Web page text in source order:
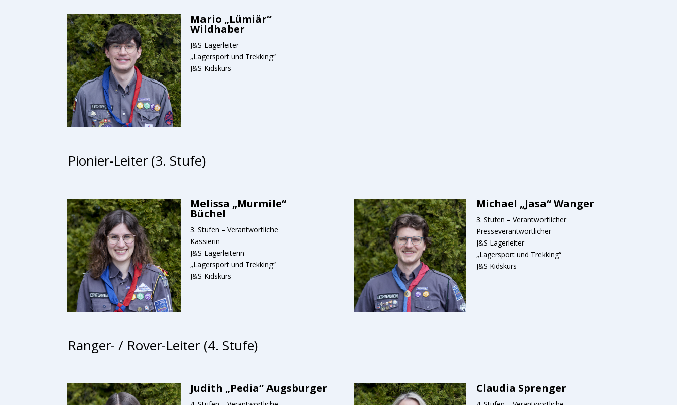
Mario „Lümiär“
Wildhaber
J&S Lagerleiter
„Lagersport und Trekking“
J&S Kidskurs
Pionier-Leiter (3. Stufe)
Melissa „Murmile“
Büchel
3. Stufen – Verantwortliche
Kassierin
J&S Lagerleiterin
„Lagersport und Trekking“
J&S Kidskurs
Michael „Jasa“ Wanger
3. Stufen – Verantwortlicher
Presseverantwortlicher
J&S Lagerleiter
„Lagersport und Trekking“
J&S Kidskurs
Ranger- / Rover-Leiter (4. Stufe)
Judith „Pedia“ Augsburger Claudia Sprenger